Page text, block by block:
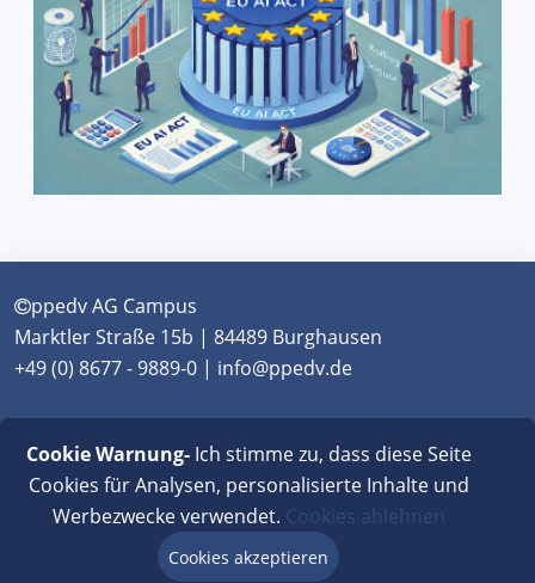
ppedv AG Campus
Marktler Straße 15b | 84489 Burghausen
+49 (0) 8677 - 9889-0 | info@ppedv.de
Classroom
|Impressum|Datenschutz|FAQ
Cookie Warnung-Ich stimme zu, dass diese Seite
Cookies für Analysen, personalisierte Inhalte und
Werbezwecke verwendet. Cookies ablehnen
Cookies akzeptieren